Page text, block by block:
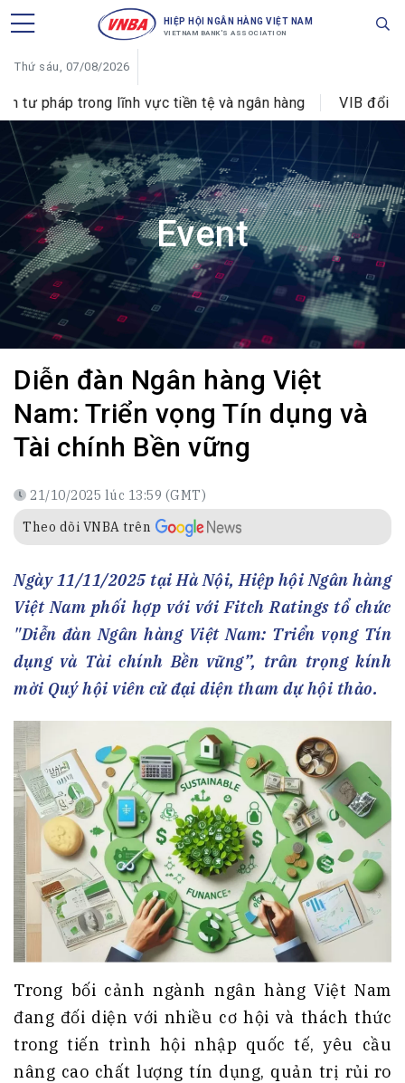
HIỆP HỘI NGÂN HÀNG VIỆT NAM
VIETNAM BANK'S ASSOCIATION
Thứ sáu, 07/08/2026
trong lĩnh vực tiền tệ và ngân hàng VIB đổi tên Phòng
Event
Diễn đàn Ngân hàng Việt
Nam: Triển vọng Tín dụng và
Tài chính Bền vững
21/10/2025 lúc 13:59 (GMT)
Theo dõi VNBA trên
Ngày 11/11/2025 tại Hà Nội, Hiệp hội Ngân hàng
Việt Nam phối hợp với với Fitch Ratings tổ chức
"Diễn đàn Ngân hàng Việt Nam: Triển vọng Tín
dụng và Tài chính Bền vững”, trân trọng kính
mời Quý hội viên cử đại diện tham dự hội thảo.
Trong bối cảnh ngành ngân hàng Việt Nam
đang đối diện với nhiều cơ hội và thách thức
trong tiến trình hội nhập quốc tế, yêu cầu
nâng cao chất lượng tín dụng, quản trị rủi ro